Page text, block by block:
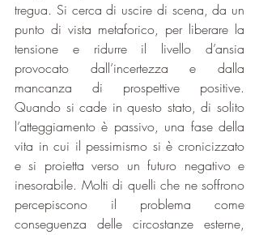
tregua. Si cerca di uscire di scena, da un
punto di vista metaforico, per liberare la
tensione e ridurre il livello d’ansia
provocato dall’incertezza e dalla
mancanza di prospettive positive.
Quando si cade in questo stato, di solito
l’atteggiamento è passivo, una fase della
vita in cui il pessimismo si è cronicizzato
e si proietta verso un futuro negativo e
inesorabile. Molti di quelli che ne soffrono
percepiscono il problema come
conseguenza delle circostanze esterne,